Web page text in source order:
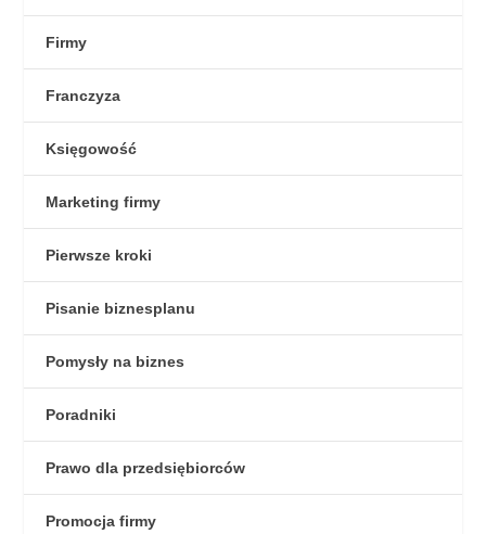
Firmy
Franczyza
Księgowość
Marketing firmy
Pierwsze kroki
Pisanie biznesplanu
Pomysły na biznes
Poradniki
Prawo dla przedsiębiorców
Promocja firmy